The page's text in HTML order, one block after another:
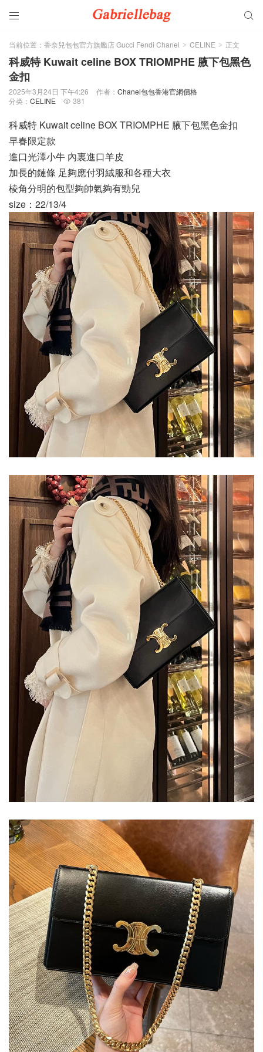
 
当前位置： 香奈兒包包官方旗艦店 Gucci Fendi Chanel > CELINE > 正文
科威特 Kuwait celine BOX TRIOMPHE 腋下包黑色
金扣
2025年3月24日 下午4:26 作者： Chanel包包香港官網價格
分类： CELINE  381
科威特 Kuwait celine BOX TRIOMPHE 腋下包黑色金扣
早春限定款
進口光澤小牛 內裏進口羊皮
加長的鏈條 足夠應付羽絨服和各種大衣
棱角分明的包型夠帥氣夠有勁兒
size：22/13/4